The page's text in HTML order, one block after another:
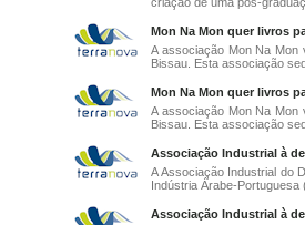
Mon Na Mon quer livros
A associação Mon Na Mon
Bissau. Esta associação
Mon Na Mon quer livros
A associação Mon Na Mon
Bissau. Esta associação
Associação Industrial à
A Associação Industrial do
Indústria Árabe-Portuguesa
Associação Industrial à